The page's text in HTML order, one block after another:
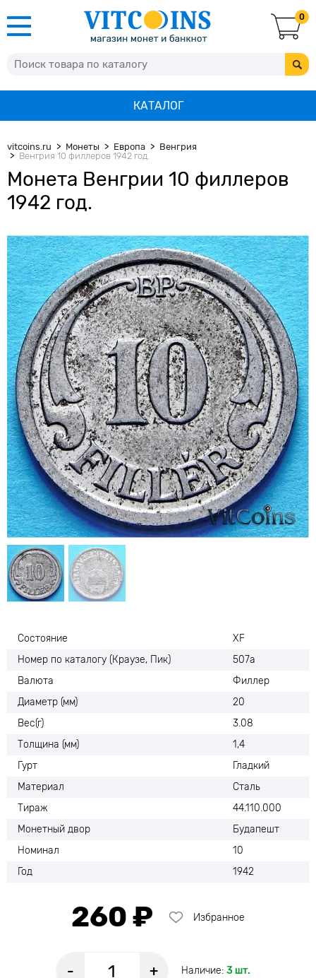
0
КАТАЛОГ
vitcoins.ru Монеты Европа
Венгрия
Венгрия 10 филлеров 1942 год.
Монета Венгрии 10 филлеров
1942 год.
Состояние
XF
Номер по каталогу (Краузе, Пик)
507а
Валюта
Филлер
Диаметр (мм)
20
Вес(г)
3.08
Толщина (мм)
1,4
Гурт
Гладкий
Материал
Сталь
Тираж
44.110.000
Монетный двор
Будапешт
Номинал
10
Год
1942
260 ₽ Избранное
- + Наличие: 3 шт.